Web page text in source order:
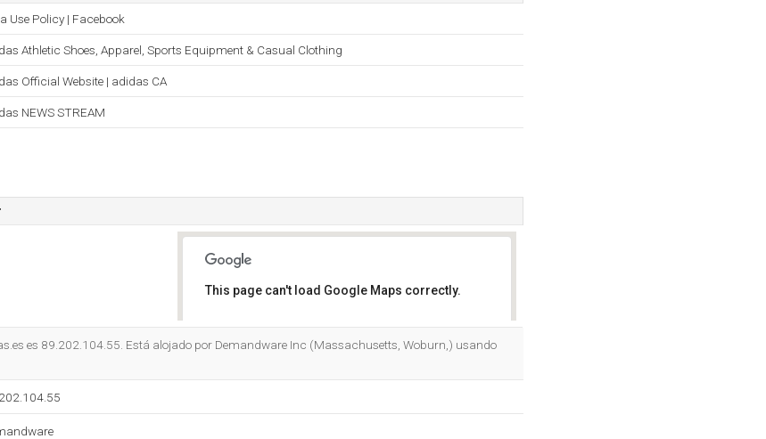
Use Policy | Facebook
Athletic Shoes, Apparel, Sports Equipment & Casual Clothing
Official Website | adidas CA
NEWS STREAM
This page can't load Google Maps correctly.
es 89.202.104.55. Está alojado por Demandware Inc (Massachusetts, Woburn,) usando